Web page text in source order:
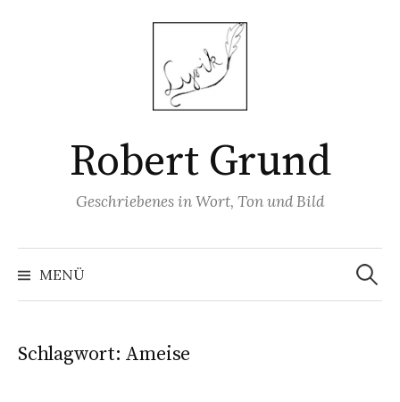
Robert Grund
Geschriebenes in Wort, Ton und Bild
MENÜ
Suchen
nach:
Schlagwort: Ameise